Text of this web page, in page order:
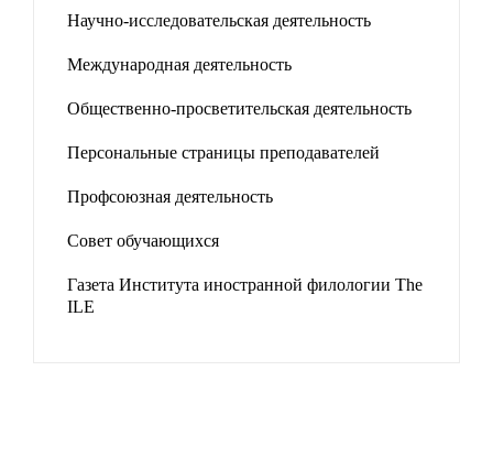
Научно-исследовательская деятельность
Международная деятельность
Общественно-просветительская деятельность
Персональные страницы преподавателей
Профсоюзная деятельность
Совет обучающихся
Газета Института иностранной филологии The
ILE